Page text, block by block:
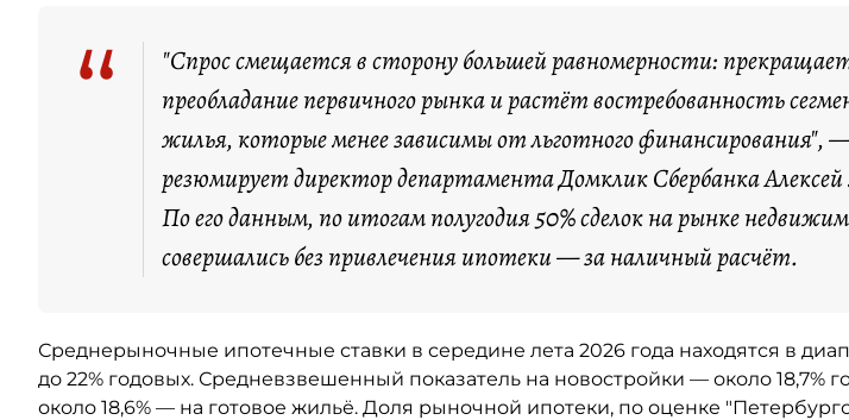
“
"Спрос смещается в сторону большей равномерности:
преобладание первичного рынка и растёт востребованность
жилья, которые менее зависимы от льготного финансирования",
резюмирует директор департамента Домклик Сбербанка
По его данным, по итогам полугодия 50% сделок на рынке
совершались без привлечения ипотеки — за наличный расчёт.
Среднерыночные ипотечные ставки в середине лета 2026 года находятся в
до 22% годовых. Средневзвешенный показатель на новостройки — около 18,7%
около 18,6% — на готовое жильё. Доля рыночной ипотеки, по оценке